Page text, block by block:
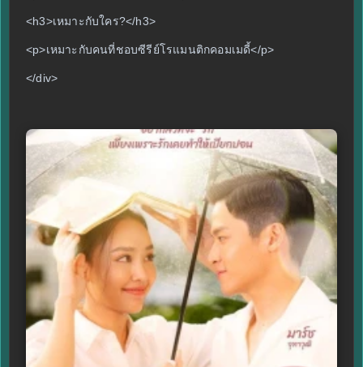
<h3>เหมาะกับใคร?</h3>
<p>เหมาะกับคนที่ชอบซีรีย์โรแมนติกคอมเมดี้</p>
</div>